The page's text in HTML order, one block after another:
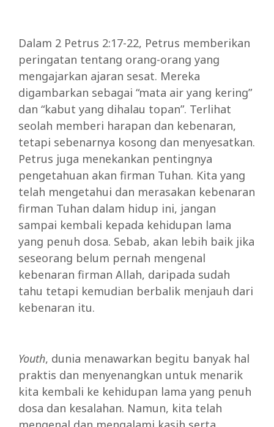
Dalam 2 Petrus 2:17-22, Petrus memberikan
peringatan tentang orang-orang yang
mengajarkan ajaran sesat. Mereka
digambarkan sebagai “mata air yang kering”
dan “kabut yang dihalau topan”. Terlihat
seolah memberi harapan dan kebenaran,
tetapi sebenarnya kosong dan menyesatkan.
Petrus juga menekankan pentingnya
pengetahuan akan firman Tuhan. Kita yang
telah mengetahui dan merasakan kebenaran
firman Tuhan dalam hidup ini, jangan
sampai kembali kepada kehidupan lama
yang penuh dosa. Sebab, akan lebih baik jika
seseorang belum pernah mengenal
kebenaran firman Allah, daripada sudah
tahu tetapi kemudian berbalik menjauh dari
kebenaran itu.
Youth, dunia menawarkan begitu banyak hal
praktis dan menyenangkan untuk menarik
kita kembali ke kehidupan lama yang penuh
dosa dan kesalahan. Namun, kita telah